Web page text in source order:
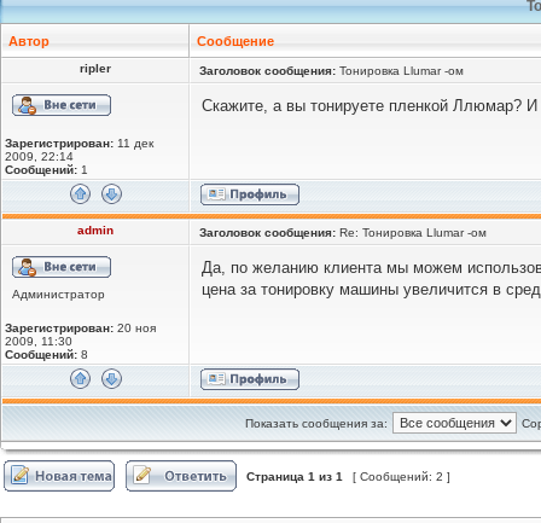
Автор Сообщение
ripler Заголовок сообщения: Тонировка Llumar -ом
Зарегистрирован: 11 дек
2009, 22:14
Сообщений: 1
Скажите, а вы тонируете пленкой Ллюмар? И
admin Заголовок сообщения: Re: Тонировка Llumar -ом
Администратор
Зарегистрирован: 20 ноя
2009, 11:30
Сообщений: 8
Да, по желанию клиента мы можем
цена за тонировку машины увеличится в
Показать сообщения за:
Страница 1 из 1 [ Сообщений: 2 ]